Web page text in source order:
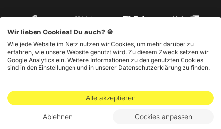
@ 2026 CONTXT Online-Marketing GmbH
ImpressumAGBDatenschutz
Wir lieben Cookies! Du auch? 🍪
Wie jede Website im Netz nutzen wir Cookies, um mehr darüber zu
erfahren, wie unsere Website genutzt wird. Zu diesem Zweck setzen wir
Google Analytics ein. Weitere Informationen zu den genutzten Cookies
sind in den Einstellungen und in unserer Datenschutzerklärung zu finden.
Alle akzeptieren
Ablehnen Cookies anpassen